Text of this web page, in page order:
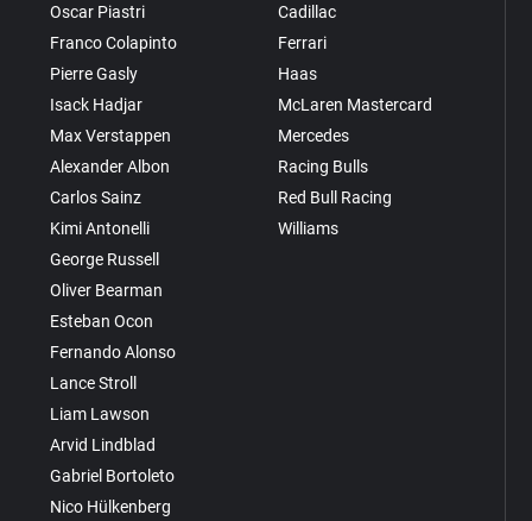
Oscar Piastri
Franco Colapinto
Pierre Gasly
Isack Hadjar
Max Verstappen
Alexander Albon
Carlos Sainz
Kimi Antonelli
George Russell
Oliver Bearman
Esteban Ocon
Fernando Alonso
Lance Stroll
Liam Lawson
Arvid Lindblad
Gabriel Bortoleto
Nico Hülkenberg
Cadillac
Ferrari
Haas
McLaren Mastercard
Mercedes
Racing Bulls
Red Bull Racing
Williams